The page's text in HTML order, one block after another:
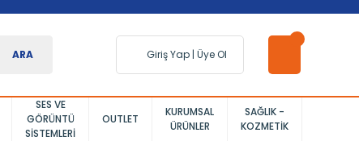
ARA Giriş Yap | Üye Ol
SES VE
GÖRÜNTÜ
SISTEMLERI
OUTLET
KURUMSAL
ÜRÜNLER
SAĞLIK -
KOZMETIK